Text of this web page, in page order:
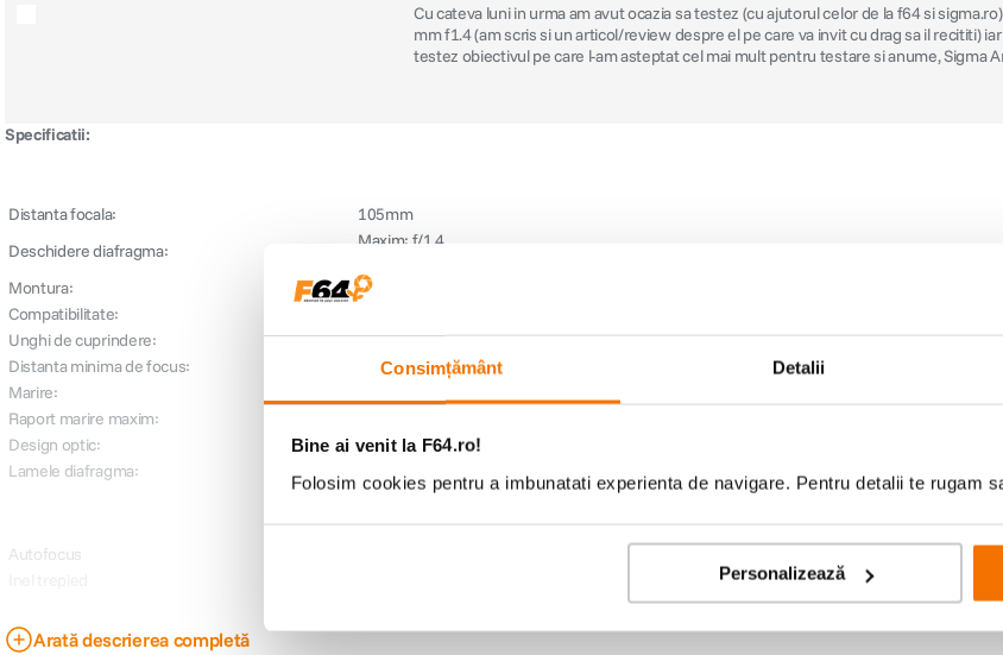
Consimțământ Detalii
Bine ai venit la F64.ro!
Folosim cookies pentru a imbunatati experienta de navigare. Pentru detalii te rugam
Personalizează
Cu cateva luni in urma am avut ocazia sa testez (cu ajutorul celor de la f64 si
mm f1.4 (am scris si un articol/review despre el pe care va invit cu drag sa il recititi)
testez obiectivul pe care l-am asteptat cel mai mult pentru testare si anume, Sigma
Specificatii:
Distanta focala:
105mm
Deschidere diafragma:
Maxim: f/1.4
Montura:
Nikon F
Compatibilitate:
Unghi de cuprindere:
23.3°
Distanta minima de focus:
1 m
Marire:
Raport marire maxim:
Design optic:
17 Elemente in 12 Grupuri
Lamele diafragma:
9, Rotunjite
Autofocus
Arată descrierea completă